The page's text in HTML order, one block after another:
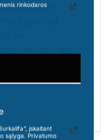
–
tik
kontrolės
rinkodaros
įskaitant
sąlyga. Privatumo